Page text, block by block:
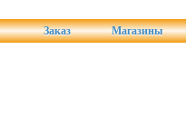
Заказ Магазины